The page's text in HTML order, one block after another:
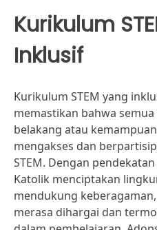
Kurikulum
Inklusif
Kurikulum STEM yang
memastikan bahwa
belakang atau
mengakses dan
STEM. Dengan
Katolik menciptakan
mendukung
merasa dihargai dan